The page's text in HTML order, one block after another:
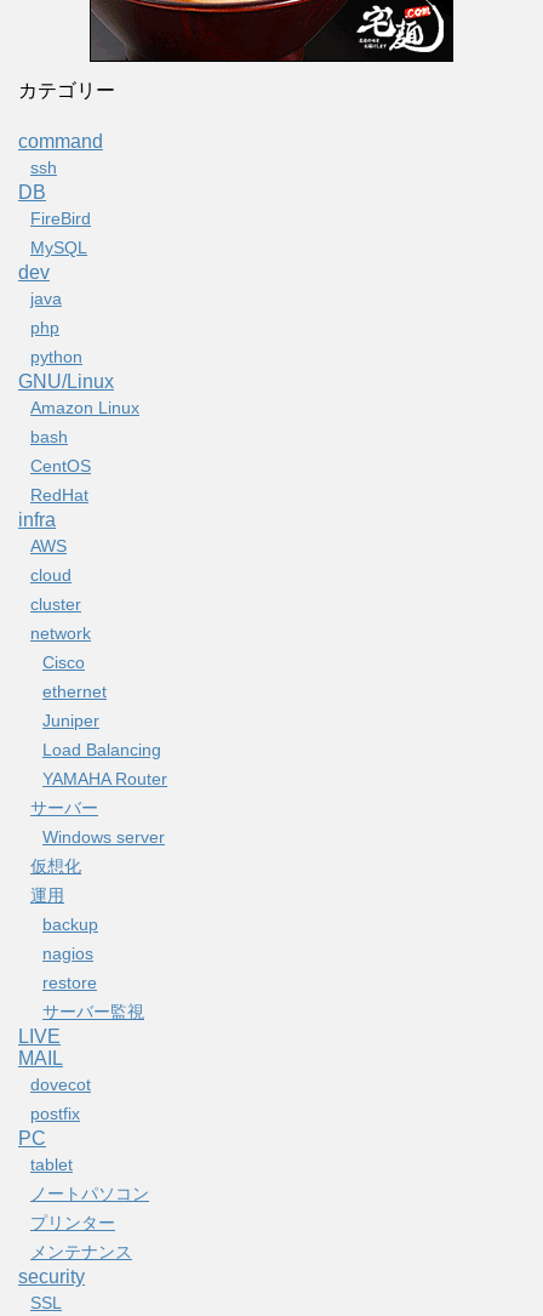
カテゴリー
command
ssh
DB
FireBird
MySQL
dev
java
php
python
GNU/Linux
Amazon Linux
bash
CentOS
RedHat
infra
AWS
cloud
cluster
network
Cisco
ethernet
Juniper
Load Balancing
YAMAHA Router
サーバー
Windows server
仮想化
運用
backup
nagios
restore
サーバー監視
LIVE
MAIL
dovecot
postfix
PC
tablet
ノートパソコン
プリンター
メンテナンス
security
SSL